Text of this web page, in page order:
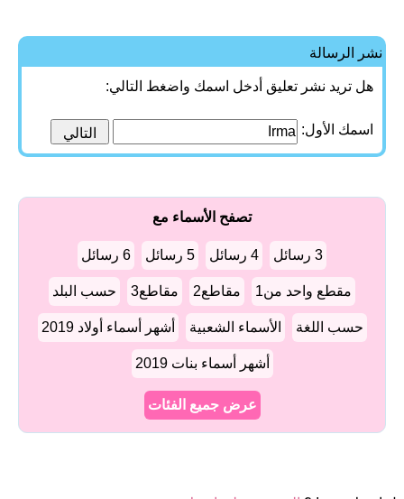
نشر الرسالة
هل تريد نشر تعليق أدخل اسمك واضغط التالي:
اسمك الأول:
تصفح الأسماء مع
3 رسائل 4 رسائل 5 رسائل 6 رسائل
مقطع واحد من1 مقاطع2 مقاطع3 حسب البلد
حسب اللغة الأسماء الشعبية أشهر أسماء أولاد 2019
أشهر أسماء بنات 2019
عرض جميع الفئات